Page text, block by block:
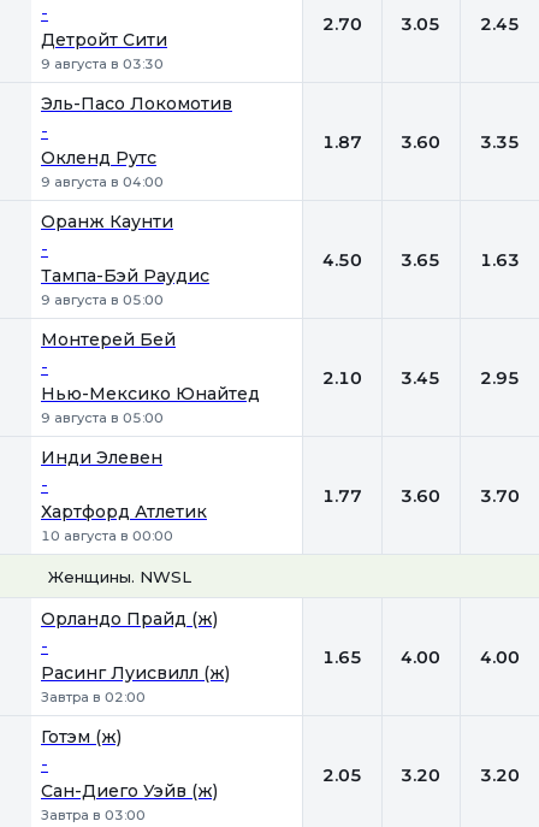
-
Детройт Сити
9 августа в 03:30
2.70 3.05 2.45
Эль-Пасо Локомотив
-
Окленд Рутс
9 августа в 04:00
1.87 3.60 3.35
Оранж Каунти
-
Тампа-Бэй Рaудис
9 августа в 05:00
4.50 3.65 1.63
Монтерей Бей
-
Нью-Мексико Юнайтед
9 августа в 05:00
2.10 3.45 2.95
Инди Элевен
-
Хартфорд Атлетик
10 августа в 00:00
1.77 3.60 3.70
Женщины. NWSL
Орландо Прайд (ж)
-
Расинг Луисвилл (ж)
Завтра в 02:00
1.65 4.00 4.00
Готэм (ж)
-
Сан-Диего Уэйв (ж)
Завтра в 03:00
2.05 3.20 3.20